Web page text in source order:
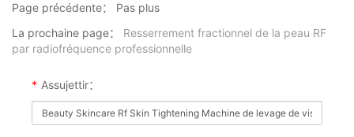
Page précédente：
Pas plus
La prochaine page：
Resserrement fractionnel de la peau RF
par radiofréquence professionnelle
* Assujettir：